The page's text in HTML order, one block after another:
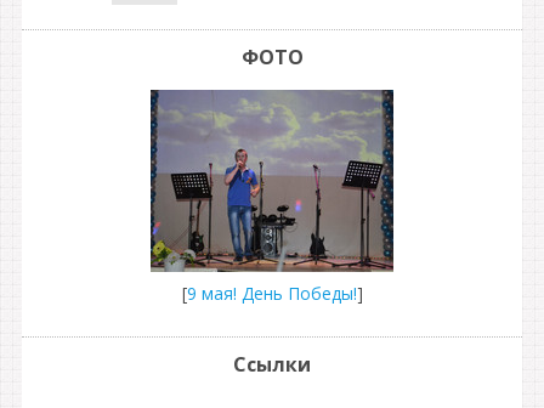
ФОТО
[9 мая! День Победы!]
Ссылки